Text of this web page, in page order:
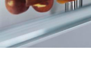
1 /0